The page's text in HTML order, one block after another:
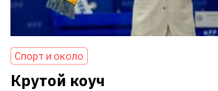
Спорт и около
Крутой коуч